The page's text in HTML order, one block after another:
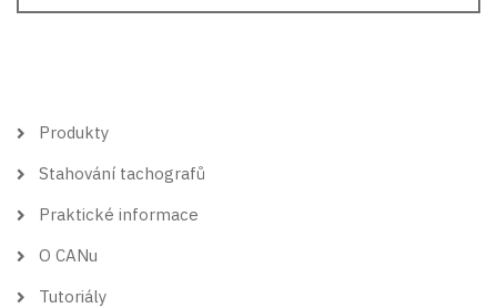
Hlavní
menu
Produkty
Stahování tachografů
Praktické informace
O CANu
Tutoriály